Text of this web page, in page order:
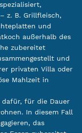
z. B. Grillfleisch,
und
außerhalb des
zubereitet
und
privaten Villa oder
Mahlzeit in
dafür, für die Dauer
In diesem Fall
das